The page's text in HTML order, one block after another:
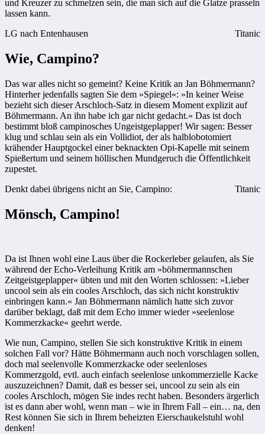
und Kreuzer zu schmelzen sein, die man sich auf die Glatze prasseln
lassen kann.
LG nach Entenhausen
Titanic
Wie, Campino?
Das war alles nicht so gemeint? Keine Kritik an Jan Böhmermann?
Hinterher jedenfalls sagten Sie dem »Spiegel«: »In keiner Weise
bezieht sich dieser Arschloch-Satz in diesem Moment explizit auf
Böhmermann. An ihn habe ich gar nicht gedacht.« Das ist doch
bestimmt bloß campinosches Ungeistgeplapper! Wir sagen: Besser
klug und schlau sein als ein Vollidiot, der als halblobotomiert
krähender Hauptgockel einer beknackten Opi-Kapelle mit seinem
Spießertum und seinem höllischen Mundgeruch die Öffentlichkeit
zupestet.
Denkt dabei übrigens nicht an Sie, Campino:
Titanic
Mönsch, Campino!
Da ist Ihnen wohl eine Laus über die Rockerleber gelaufen, als Sie
während der Echo-Verleihung Kritik am »böhmermannschen
Zeitgeistgeplapper« übten und mit den Worten schlossen: »Lieber
uncool sein als ein cooles Arschloch, das sich nicht konstruktiv
einbringen kann.« Jan Böhmermann nämlich hatte sich zuvor
darüber beklagt, daß mit dem Echo immer wieder »seelenlose
Kommerzkacke« geehrt werde.
Wie nun, Campino, stellen Sie sich konstruktive Kritik in einem
solchen Fall vor? Hätte Böhmermann auch noch vorschlagen sollen,
doch mal seelenvolle Kommerzkacke oder seelenloses
Kommerzgold, evtl. auch einfach seelenlose unkommerzielle Kacke
auszuzeichnen? Damit, daß es besser sei, uncool zu sein als ein
cooles Arschloch, mögen Sie indes recht haben. Besonders ärgerlich
ist es dann aber wohl, wenn man – wie in Ihrem Fall – ein… na, den
Rest können Sie sich in Ihrem beheizten Eierschaukelstuhl wohl
denken!